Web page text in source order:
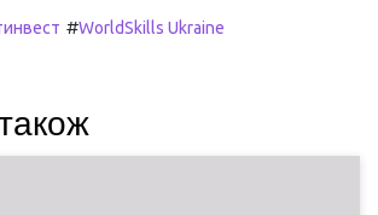
#WorldSkills Ukraine